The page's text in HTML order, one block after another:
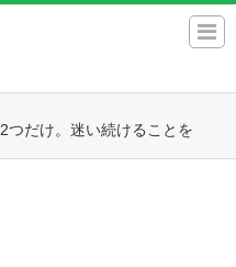
つだけ。迷い続けることを